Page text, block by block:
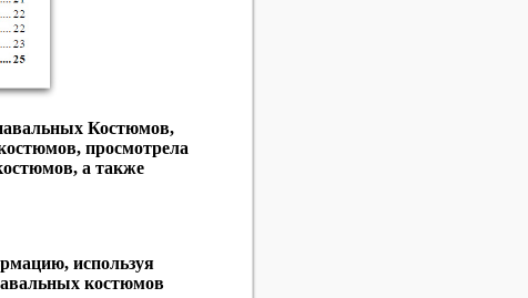
Костюмов,
просмотрела
а также
используя
костюмов